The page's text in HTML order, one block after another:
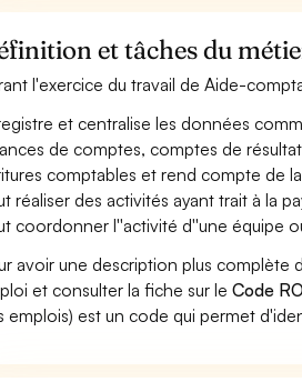
et tâches du
l'exercice du travail de Aide-
et centralise les données
de comptes, comptes de
comptables et rend compte de
réaliser des activités ayant trait à la
coordonner l''activité d''une équipe
avoir une description plus complète
et consulter la fiche sur leCode
emplois) est un code qui permet